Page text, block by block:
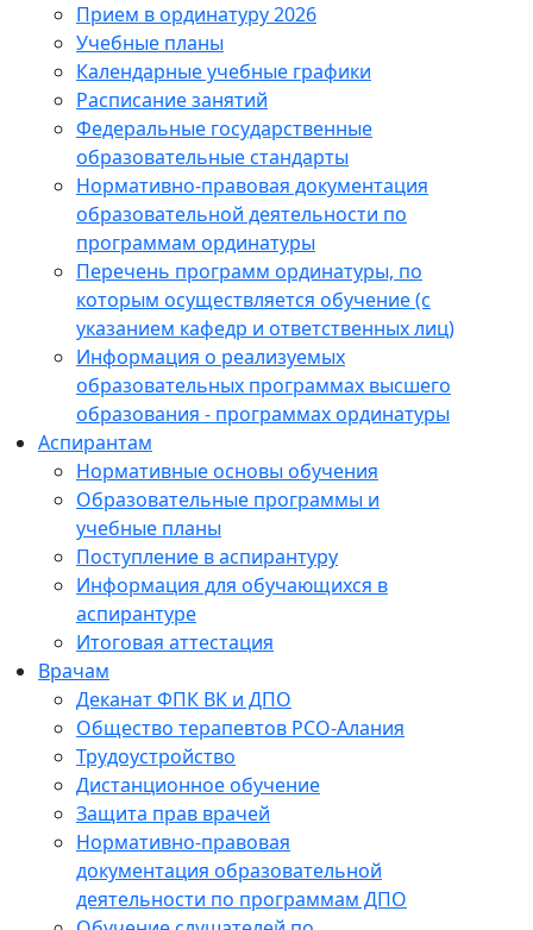
Прием в ординатуру 2026
Учебные планы
Календарные учебные графики
Расписание занятий
Федеральные государственные
образовательные стандарты
Нормативно-правовая документация
образовательной деятельности по
программам ординатуры
Перечень программ ординатуры, по
которым осуществляется обучение (с
указанием кафедр и ответственных лиц)
Информация о реализуемых
образовательных программах высшего
образования - программах ординатуры
Аспирантам
Нормативные основы обучения
Образовательные программы и
учебные планы
Поступление в аспирантуру
Информация для обучающихся в
аспирантуре
Итоговая аттестация
Врачам
Деканат ФПК ВК и ДПО
Общество терапевтов РСО-Алания
Трудоустройство
Дистанционное обучение
Защита прав врачей
Нормативно-правовая
документация образовательной
деятельности по программам ДПО